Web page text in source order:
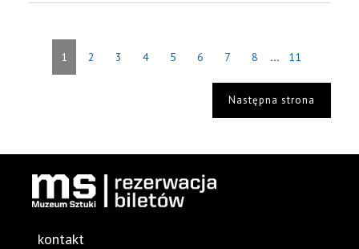
1 2 3 4 5 6 7 8 ... 11
Następna strona
kontakt